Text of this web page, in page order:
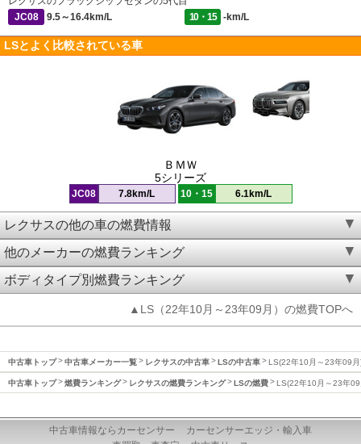
JC08
9.5～16.4km/L 10・15 -km/L
LSとよく比較されている車
ＢＭＷ
5シリーズ
JC08 7.8km/L 10・15 6.1km/L
レクサスの他の車の燃費情報
他のメーカーの燃費ランキング
ボディタイプ別燃費ランキング
▲LS（22年10月～23年09月）の燃費TOPへ
中古車トップ 中古車メーカー一覧 レクサスの中古車 LSの中古車 LS(22年10月～23年09月
中古車トップ 燃費ランキング レクサスの燃費ランキング LSの燃費 LS(22年10月～23年09
中古車情報ならカーセンサー
カーセンサーエッジ・輸入車